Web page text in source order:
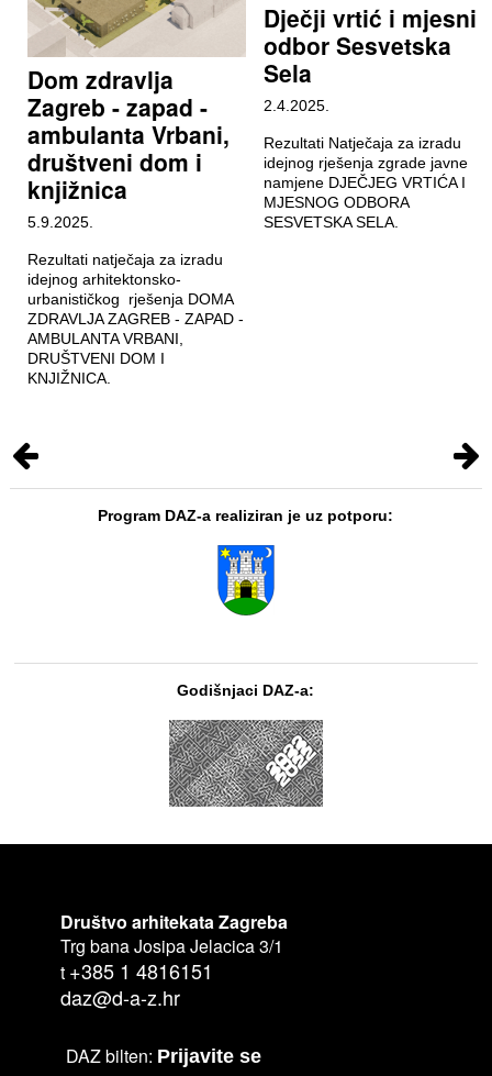
Dom zdravlja
Zagreb - zapad -
ambulanta Vrbani,
društveni dom i
knjižnica
5.9.2025.
Rezultati natječaja za izradu
idejnog arhitektonsko-
urbanističkog rješenja DOMA
ZDRAVLJA ZAGREB - ZAPAD -
AMBULANTA VRBANI,
DRUŠTVENI DOM I
KNJIŽNICA.
Dječji vrtić i mjesni
odbor Sesvetska
Sela
2.4.2025.
Rezultati Natječaja za izradu
idejnog rješenja zgrade javne
namjene DJEČJEG VRTIĆA I
MJESNOG ODBORA
SESVETSKA SELA.
Program DAZ-a realiziran je uz potporu:
Godišnjaci DAZ-a:
Društvo arhitekata Zagreba
Trg bana Josipa Jelacica 3/1
t +385 1 4816151
daz@d-a-z.hr
DAZ bilten: Prijavite se